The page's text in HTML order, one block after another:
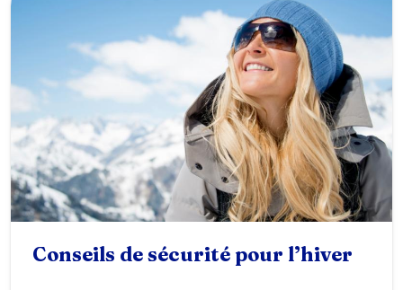
Conseils de sécurité pour l’hiver